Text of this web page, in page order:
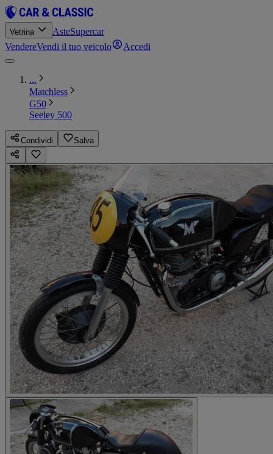
Vetrina AsteSupercar
VendereVendi il tuo veicolo Accedi
...
Matchless
G50
Seeley 500
Condividi Salva